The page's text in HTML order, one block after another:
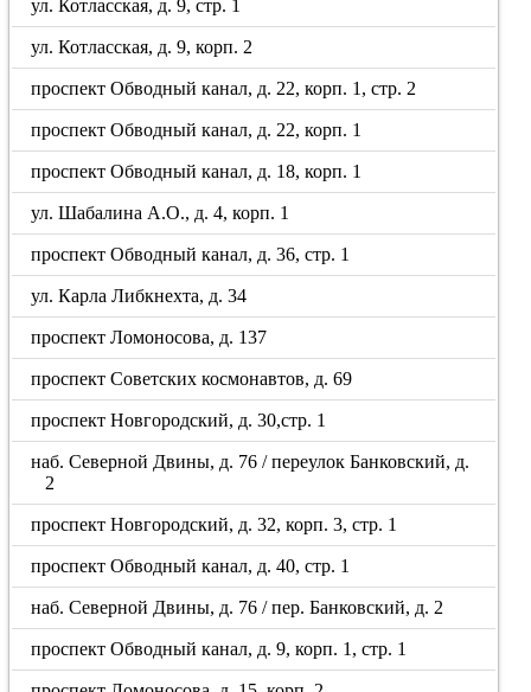
ул. Котласская, д. 9, стр. 1
ул. Котласская, д. 9, корп. 2
проспект Обводный канал, д. 22, корп. 1, стр. 2
проспект Обводный канал, д. 22, корп. 1
проспект Обводный канал, д. 18, корп. 1
ул. Шабалина А.О., д. 4, корп. 1
проспект Обводный канал, д. 36, стр. 1
ул. Карла Либкнехта, д. 34
проспект Ломоносова, д. 137
проспект Советских космонавтов, д. 69
проспект Новгородский, д. 30,стр. 1
наб. Северной Двины, д. 76 / переулок Банковский, д.
2
проспект Новгородский, д. 32, корп. 3, стр. 1
проспект Обводный канал, д. 40, стр. 1
наб. Северной Двины, д. 76 / пер. Банковский, д. 2
проспект Обводный канал, д. 9, корп. 1, стр. 1